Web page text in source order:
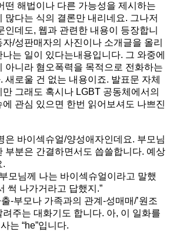
떤 해법이나 다른 가능성을 제시하는
많다는 식의 결론만 내리네요. 그나저
인데도, 웹과 관련한 내용이 등장합니
/성판매자의 사진이나 소개글을 올리
는 일이 있다는내용입니다. 그 와중에
아니라 혐오폭력을 목적으로 전화하는
새로울 건 없는 내용이죠. 발표문 자체
그래도 혹시나 LGBT 공동체에서의
관심 있으면 한번 읽어보셔도 나쁘진
은 바이섹슈얼/양성애자인데요. 부모님
부분은 간결하면서도 씁쓸합니다. 예상
.
모님께 나는 바이섹슈얼이라고 말했
썩 나가거라고 답했지.”
-부모나 가족과의 관계-성매매/’원조
려주는 대화기도 합니다. 아, 이 일화를
는 “he”입니다.